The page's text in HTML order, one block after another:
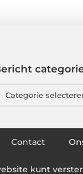
Contact
kunt